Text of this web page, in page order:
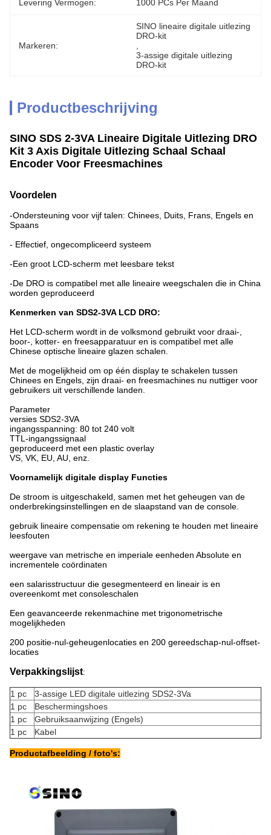
Levering Vermogen: 1000 PCs Per Maand
Markeren:
SINO lineaire digitale uitlezing
DRO-kit
3-assige digitale uitlezing
DRO-kit
Productbeschrijving
SINO SDS 2-3VA Lineaire Digitale Uitlezing DRO
Kit 3 Axis Digitale Uitlezing Schaal Schaal
Encoder Voor Freesmachines
Voordelen
-Ondersteuning voor vijf talen: Chinees, Duits, Frans, Engels en
Spaans
- Effectief, ongecompliceerd systeem
-Een groot LCD-scherm met leesbare tekst
-De DRO is compatibel met alle lineaire weegschalen die in China
worden geproduceerd
Kenmerken van SDS2-3VA LCD DRO:
Het LCD-scherm wordt in de volksmond gebruikt voor draai-,
boor-, kotter- en freesapparatuur en is compatibel met alle
Chinese optische lineaire glazen schalen.
Met de mogelijkheid om op één display te schakelen tussen
Chinees en Engels, zijn draai- en freesmachines nu nuttiger voor
gebruikers uit verschillende landen.
Parameter
versies SDS2-3VA
ingangsspanning: 80 tot 240 volt
TTL-ingangssignaal
geproduceerd met een plastic overlay
VS, VK, EU, AU, enz.
Voornamelijk digitale display Functies
De stroom is uitgeschakeld, samen met het geheugen van de
onderbrekingsinstellingen en de slaapstand van de console.
gebruik lineaire compensatie om rekening te houden met lineaire
leesfouten
weergave van metrische en imperiale eenheden Absolute en
incrementele coördinaten
een salarisstructuur die gesegmenteerd en lineair is en
overeenkomt met consoleschalen
Een geavanceerde rekenmachine met trigonometrische
mogelijkheden
200 positie-nul-geheugenlocaties en 200 gereedschap-nul-offset-
locaties
Verpakkingslijst:
1 pc
3-assige LED digitale uitlezing SDS2-3Va
1 pc
Beschermingshoes
1 pc
Gebruiksaanwijzing (Engels)
1 pc
Kabel
Productafbeelding / foto's: